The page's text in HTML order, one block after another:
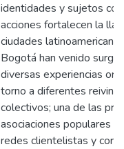
identidades y sujetos
acciones fortalecen la
ciudades
Bogotá han venido
diversas experiencias
torno a diferentes
colectivos; una de las
asociaciones populares
redes clientelistas y